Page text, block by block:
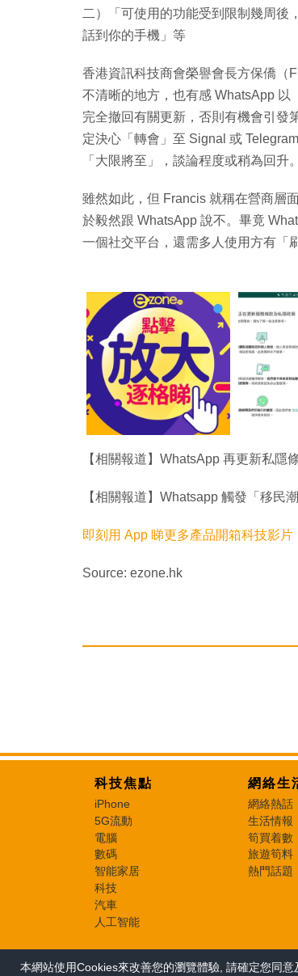
本網站使用Cookies來改善您的瀏覽體驗, 請確定您同意
二）「可使用的功能受到限制幾周後
話到你的手機」等
香港資訊科技商會榮譽會長方保僑（
不清晰的地方，也有感 WhatsApp 以
完全撤回有關更新，否則有機會引發
定決心「轉會」至 Signal 或
「大限將至」，談論程度或稍為回升。
雖然如此，但 Francis 就稱在營商層
於毅然跟 WhatsApp 說不。畢竟
一個社交平台，還需多人使用方有「
【相關報道】WhatsApp 再更新私隱
【相關報道】Whatsapp 觸發「移民
即刻用 App 睇更多產品開箱科技影片
Source: ezone.hk
科技焦點
iPhone
5G流動
電腦
數碼
智能家居
科技
汽車
人工智能
網絡生
網絡熱話
生活情報
筍買着數
旅遊筍料
熱門話題